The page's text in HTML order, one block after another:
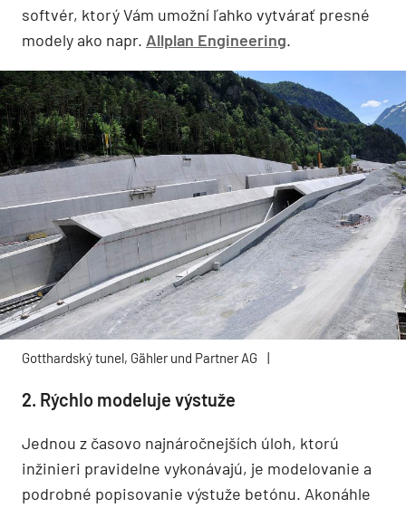
softvér, ktorý Vám umožní ľahko vytvárať presné
modely ako napr. Allplan Engineering.
Gotthardský tunel, Gähler und Partner AG |
2. Rýchlo modeluje výstuže
Jednou z časovo najnáročnejších úloh, ktorú
inžinieri pravidelne vykonávajú, je modelovanie a
podrobné popisovanie výstuže betónu. Akonáhle